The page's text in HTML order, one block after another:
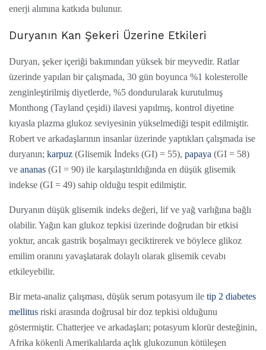
enerji alımına katkıda bulunur.
Duryanın Kan Şekeri Üzerine Etkileri
Duryan, şeker içeriği bakımından yüksek bir meyvedir. Ratlar
üzerinde yapılan bir çalışmada, 30 gün boyunca %1 kolesterolle
zenginleştirilmiş diyetlerde, %5 dondurularak kurutulmuş
Monthong (Tayland çeşidi) ilavesi yapılmış, kontrol diyetine
kıyasla plazma glukoz seviyesinin yükselmediği tespit edilmiştir.
Robert ve arkadaşlarının insanlar üzerinde yaptıkları çalışmada ise
duryanın; karpuz (Glisemik İndeks (GI) = 55), papaya (GI = 58)
ve ananas (GI = 90) ile karşılaştırıldığında en düşük glisemik
indekse (GI = 49) sahip olduğu tespit edilmiştir.
Duryanın düşük glisemik indeks değeri, lif ve yağ varlığına bağlı
olabilir. Yağın kan glukoz tepkisi üzerinde doğrudan bir etkisi
yoktur, ancak gastrik boşalmayı geciktirerek ve böylece glikoz
emilim oranını yavaşlatarak dolaylı olarak glisemik cevabı
etkileyebilir.
Bir meta-analiz çalışması, düşük serum potasyum ile tip 2 diabetes
mellitus riski arasında doğrusal bir doz tepkisi olduğunu
göstermiştir. Chatterjee ve arkadaşları; potasyum klorür desteğinin,
Afrika kökenli Amerikalılarda açlık glukozunun kötüleşen